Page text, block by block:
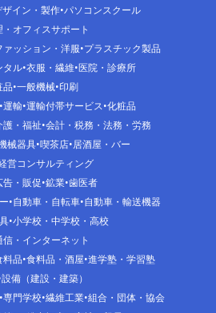
ザイン・製作 パソコンスクール
・オフィスサポート
ァッション・洋服 プラスチック製品
タル 衣服・繊維 医院・診療所
品 一般機械 印刷
運輸 運輸付帯サービス 化粧品
護・福祉 会計・税務・法務・労務
械器具 喫茶店 居酒屋・バー
営コンサルティング
告・販促 鉱業 歯医者
自動車・自転車 自動車・輸送機器
小学校・中学校・高校
・インターネット
料品 食料品・酒屋 進学塾・学習塾
設備（建設・建築）
専門学校 繊維工業 組合・団体・協会